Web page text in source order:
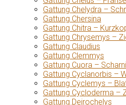
Gattung Chelydra –
Gattung Chersina
Gattung Chitra –
Gattung Chrysemys –
Gattung Claudius
Gattung Clemmys
Gattung Cuora –
Gattung Cyclanorbis –
Gattung Cyclemys –
Gattung Cycloderma –
Gattung Deirochelys